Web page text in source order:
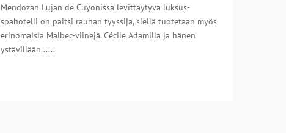
Mendozan Lujan de Cuyonissa levittäytyvä luksus-
spahotelli on paitsi rauhan tyyssija, siellä tuotetaan myös
erinomaisia Malbec-viinejä. Cécile Adamilla ja hänen
ystävillään......